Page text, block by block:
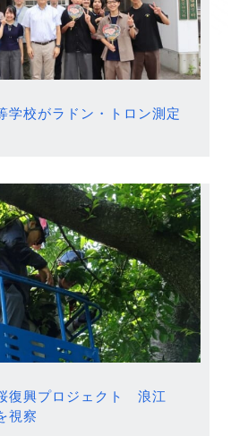
学校がラドン・トロン測定
復興プロジェクト 浪江
視察